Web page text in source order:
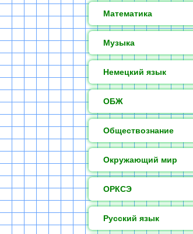
Математика
Музыка
Немецкий язык
ОБЖ
Обществознание
Окружающий мир
ОРКСЭ
Русский язык